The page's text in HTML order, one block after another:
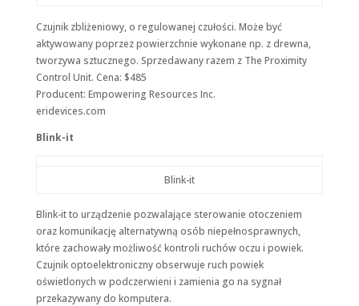
Czujnik zbliżeniowy, o regulowanej czułości. Może być
aktywowany poprzez powierzchnie wykonane np. z drewna,
tworzywa sztucznego. Sprzedawany razem z The Proximity
Control Unit. Cena: $485
Producent: Empowering Resources Inc.
eridevices.com
Blink-it
Blink-it
Blink-it to urządzenie pozwalające sterowanie otoczeniem
oraz komunikację alternatywną osób niepełnosprawnych,
które zachowały możliwość kontroli ruchów oczu i powiek.
Czujnik optoelektroniczny obserwuje ruch powiek
oświetlonych w podczerwieni i zamienia go na sygnał
przekazywany do komputera.